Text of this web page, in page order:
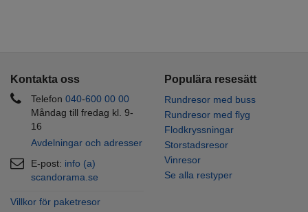
Kontakta oss
Telefon 040-600 00 00
Måndag till fredag kl. 9-
16
Avdelningar och adresser
E-post: info (a)
scandorama.se
Villkor för paketresor
Populära resesätt
Rundresor med buss
Rundresor med flyg
Flodkryssningar
Storstadsresor
Vinresor
Se alla restyper